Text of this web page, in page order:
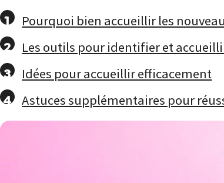
Pourquoi bien accueillir les
Les outils pour identifier et
Idées pour accueillir efficacement
Astuces supplémentaires pour